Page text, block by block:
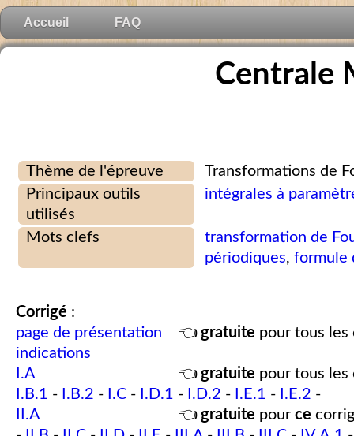
Accueil FAQ
Centrale
Thème de l'épreuve
Transformations de
Principaux outils
utilisés
intégrales à
Mots clefs
transformation de
périodiques,formule
Corrigé :
page de présentation
👈 gratuite pour tous les
indications
I.A
👈 gratuite pour tous les
I.B.1 - I.B.2 - I.C - I.D.1 - I.D.2 - I.E.1 - I.E.2 -
II.A
👈 gratuite pour ce